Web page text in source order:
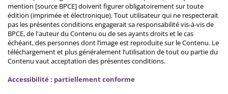
mention [source BPCE] doivent figurer obligatoirement sur toute
édition (imprimée et électronique). Tout utilisateur qui ne respecterait
pas les présentes conditions engagerait sa responsabilité vis-à-vis de
BPCE, de l'auteur du Contenu ou de ses ayants droits et le cas
échéant, des personnes dont l’image est reproduite sur le Contenu. Le
téléchargement et plus généralement l’utilisation de tout ou partie du
Contenu vaut acceptation des présentes conditions.
Accessibilité : partiellement conforme